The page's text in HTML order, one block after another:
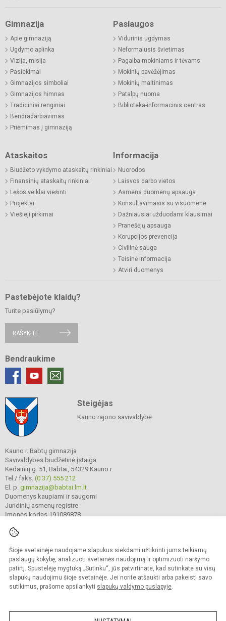
Šioje svetainėje naudojame slapukus siekdami užtikrinti jums teikiamų
paslaugų kokybę, analizuoti svetainės naudojimą ir optimizuoti naršymo
patirtį. Spustelėję mygtuką „Sutinku“, jūs patvirtinate, kad sutinkate su visų
slapukų naudojimu šioje svetainėje. Jei norite atšaukti arba pakeisti savo
sutikimus, prašome apsilankyti slapukų valdymo puslapyje.
Gimnazija
Apie gimnaziją
Ugdymo aplinka
Vizija, misija
Pasiekimai
Gimnazijos simboliai
Gimnazijos himnas
Tradiciniai renginiai
Bendradarbiavimas
Priėmimas į gimnaziją
Paslaugos
Vidurinis ugdymas
Neformalusis švietimas
Pagalba mokiniams ir tėvams
Mokinių pavėžėjimas
Mokinių maitinimas
Patalpų nuoma
Biblioteka-informacinis centras
Ataskaitos
Biudžeto vykdymo ataskaitų rinkiniai
Finansinių ataskaitų rinkiniai
Lėšos veiklai viešinti
Projektai
Viešieji pirkimai
Informacija
Nuorodos
Laisvos darbo vietos
Asmens duomenų apsauga
Konsultavimasis su visuomene
Dažniausiai užduodami klausimai
Pranešėjų apsauga
Korupcijos prevencija
Civilinė sauga
Teisinė informacija
Atviri duomenys
Pastebėjote klaidų?
Turite pasiūlymų?
RAŠYKITE
Bendraukime
Steigėjas
Kauno rajono savivaldybė
Kauno r. Babtų gimnazija
Savivaldybės biudžetinė įstaiga
Kėdainių g. 51, Babtai, 54329 Kauno r.
Tel./ faks. (0 37) 555 212
El. p. gimnazija@babtai.lm.lt
Duomenys kaupiami ir saugomi
Juridinių asmenų registre
Įmonės kodas 191089878
© 2025. Kauno r. Babtų gimnazija. Visos teisės saugomos.
Kopijuoti turinį be raštiško gimnazijos sutikimo griežtai draudžiama.
Prieinamumo paraiška Slapukų politika
Sumanus būdas atnaujinti